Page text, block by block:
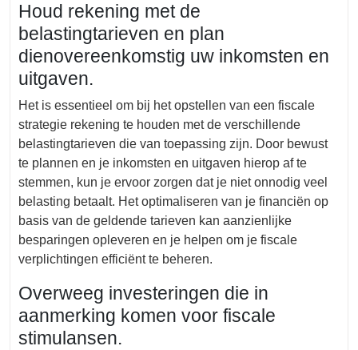
Houd rekening met de
belastingtarieven en plan
dienovereenkomstig uw inkomsten en
uitgaven.
Het is essentieel om bij het opstellen van een fiscale
strategie rekening te houden met de verschillende
belastingtarieven die van toepassing zijn. Door bewust
te plannen en je inkomsten en uitgaven hierop af te
stemmen, kun je ervoor zorgen dat je niet onnodig veel
belasting betaalt. Het optimaliseren van je financiën op
basis van de geldende tarieven kan aanzienlijke
besparingen opleveren en je helpen om je fiscale
verplichtingen efficiënt te beheren.
Overweeg investeringen die in
aanmerking komen voor fiscale
stimulansen.